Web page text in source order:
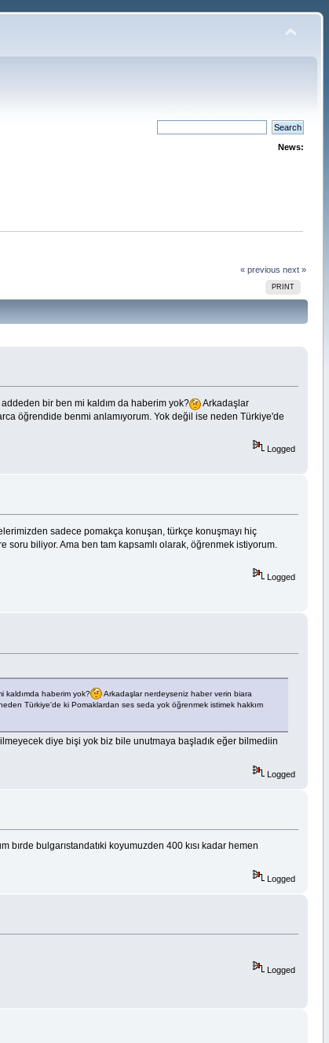
News:
« previous next »
PRINT
bir ben mi kaldım da haberim yok?
Arkadaşlar
öğrendide benmi anlamıyorum. Yok değil ise neden Türkiye'de
Logged
sadece pomakça konuşan, türkçe konuşmayı hiç
soru biliyor. Ama ben tam kapsamlı olarak, öğrenmek istiyorum.
Logged
kaldımda haberim yok?
Arkadaşlar nerdeyseniz haber verin biara
Türkiye'de ki Pomaklardan ses seda yok öğrenmek istimek hakkım
diye bişi yok biz bile unutmaya başladık eğer bilmediin
Logged
bırde bulgarıstandatıki koyumuzden 400 kısı kadar hemen
Logged
Logged